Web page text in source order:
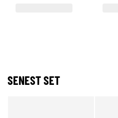
SENEST SET